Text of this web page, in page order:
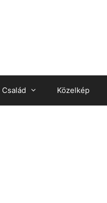
Család Közelkép